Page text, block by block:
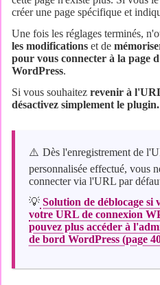
créer une page spécifique et
Une fois les réglages terminés,
les modifications et de
pour vous connecter à la page
WordPress.
Si vous souhaitez revenir à
désactivez simplement le plugin.
⚠️ ​​ Dès l'enregistrement de
personnalisée effectué, vous
connecter via l'URL par
💡 Solution de déblocage si
votre URL de connexion
pouvez plus accéder à
de bord WordPress (page